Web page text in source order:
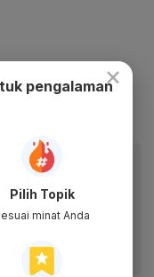
mobile.
nyaman dan nikmati
Katadata.
×
pengalaman
Pilih Topik
minat Anda